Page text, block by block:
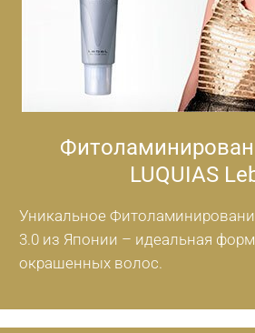
LUQUIAS
Уникальное
3.0 из Японии – идеальная
окрашенных волос.